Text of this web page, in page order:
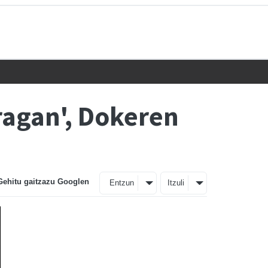
Dokeren
gaitzazu Googlen Entzun Itzuli